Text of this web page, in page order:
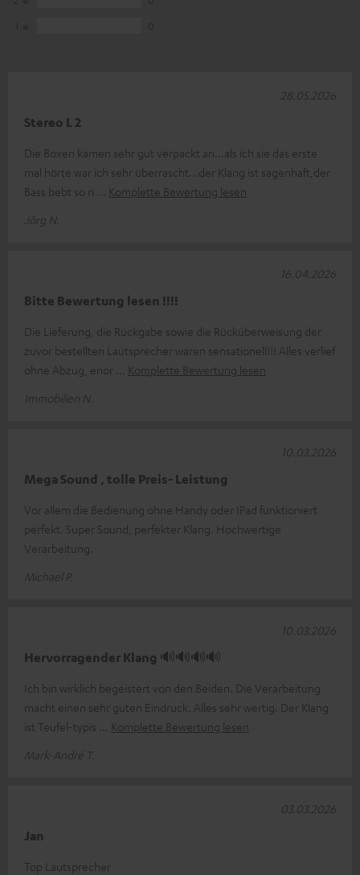
Stereo L 2
Die Boxen kamen sehr gut verpackt an...als ich sie das erste
mal hörte war ich sehr überrascht...der Klang ist sagenhaft,der
Bass bebt so ri
Komplette Bewertung lesen
Jörg N.
28.05.2026
Bitte Bewertung lesen !!!!
Die Lieferung, die Rückgabe sowie die Rücküberweisung der
zuvor bestellten Lautsprecher waren sensationell!!! Alles verlief
ohne Abzug, enor
Komplette Bewertung lesen
Immobilien N.
16.04.2026
Mega Sound , tolle Preis- Leistung
Vor allem die Bedienung ohne Handy oder IPad funktioniert
perfekt. Super Sound, perfekter Klang. Hochwertige
Verarbeitung.
Michael P.
10.03.2026
Hervorragender Klang 🔊🔊🔊🔊
Ich bin wirklich begeistert von den Beiden. Die Verarbeitung
macht einen sehr guten Eindruck. Alles sehr wertig. Der Klang
ist Teufel-typis
Komplette Bewertung lesen
Mark-André T.
10.03.2026
Jan
Top Lautsprecher
03.03.2026